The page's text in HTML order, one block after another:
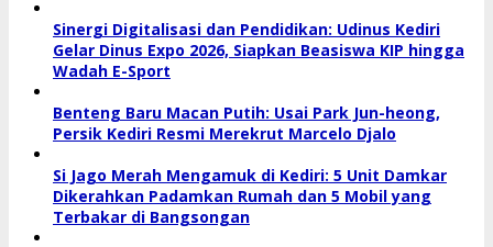
Sinergi Digitalisasi dan Pendidikan: Udinus Kediri
Gelar Dinus Expo 2026, Siapkan Beasiswa KIP hingga
Wadah E-Sport
Benteng Baru Macan Putih: Usai Park Jun-heong,
Persik Kediri Resmi Merekrut Marcelo Djalo
Si Jago Merah Mengamuk di Kediri: 5 Unit Damkar
Dikerahkan Padamkan Rumah dan 5 Mobil yang
Terbakar di Bangsongan